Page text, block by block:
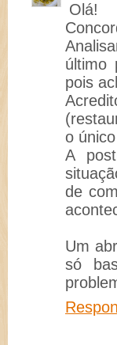
Olá!
último
pois
o
A
de
Um
só